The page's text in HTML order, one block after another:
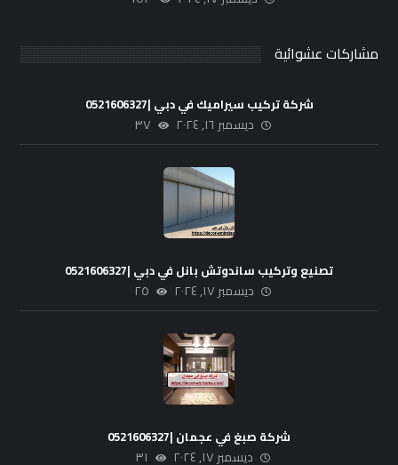
مشاركات عشوائية
شركة تركيب سيراميك في دبي |0521606327
ديسمبر ١٦, ٢٠٢٤ ٣٧
تصنيع وتركيب ساندوتش بانل في دبي |0521606327
ديسمبر ١٧, ٢٠٢٤ ٢٥
شركة صبغ في عجمان |0521606327
ديسمبر ١٧, ٢٠٢٤ ٣١